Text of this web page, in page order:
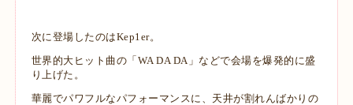
次に登場したのはKep1er。
世界的大ヒット曲の「WA DA DA」などで会場を爆発的に盛
り上げた。
華麗でパワフルなパフォーマンスに、天井が割れんばかりの